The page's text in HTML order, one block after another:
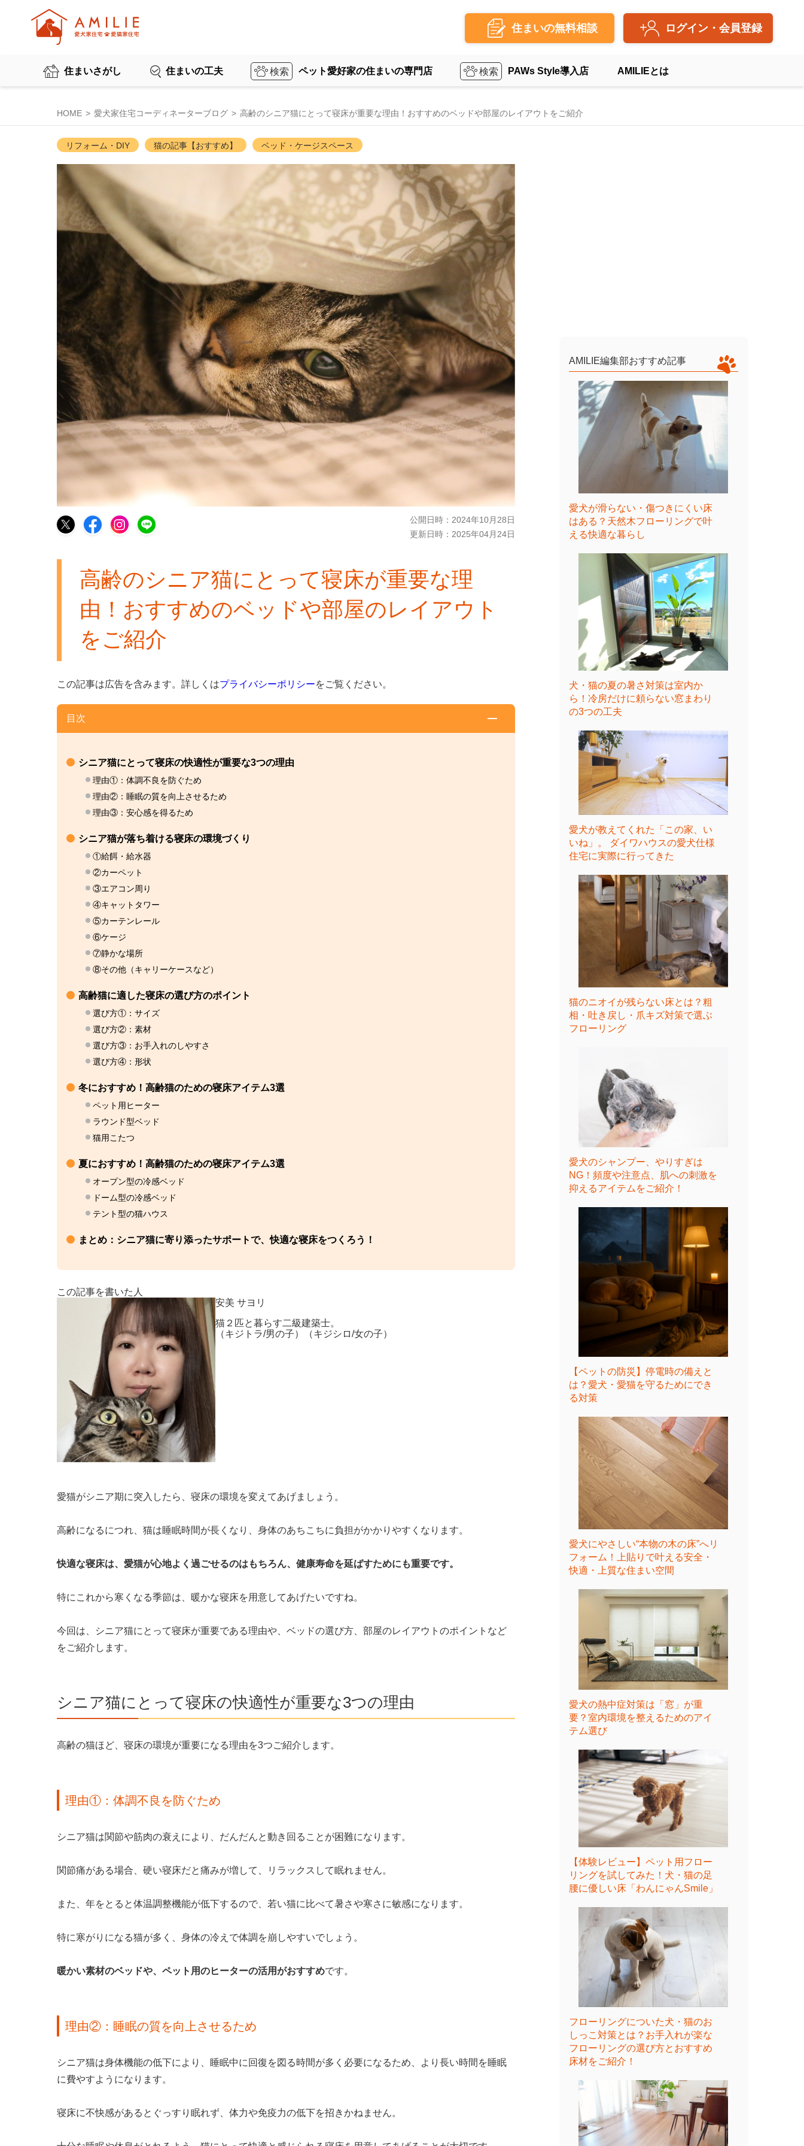
住まいの無料相談 ログイン・会員登録
住まいさがし 住まいの工夫 ペット愛好家の住まいの専門店 PAWs Style導入店 AMILIEとは
HOME 愛犬家住宅コーディネーターブログ 高齢のシニア猫にとって寝床が重要な理由！おすすめのベッドや部屋のレイアウトをご紹介
リフォーム・DIY 猫の記事【おすすめ】 ベッド・ケージスペース
公開日時： 2024年10月28日
更新日時： 2025年04月24日
高齢のシニア猫にとって寝床が重要な理
由！おすすめのベッドや部屋のレイアウト
をご紹介
この記事は広告を含みます。 詳しくはプライバシーポリシーをご覧ください。
目次
シニア猫にとって寝床の快適性が重要な3つの理由
理由①：体調不良を防ぐため
理由②：睡眠の質を向上させるため
理由③：安心感を得るため
シニア猫が落ち着ける寝床の環境づくり
①給餌・給水器
②カーペット
③エアコン周り
④キャットタワー
⑤カーテンレール
⑥ケージ
⑦静かな場所
⑧その他（キャリーケースなど）
高齢猫に適した寝床の選び方のポイント
選び方①：サイズ
選び方②：素材
選び方③：お手入れのしやすさ
選び方④：形状
冬におすすめ！高齢猫のための寝床アイテム3選
ペット用ヒーター
ラウンド型ベッド
猫用こたつ
夏におすすめ！高齢猫のための寝床アイテム3選
オープン型の冷感ベッド
ドーム型の冷感ベッド
テント型の猫ハウス
まとめ：シニア猫に寄り添ったサポートで、快適な寝床をつくろう！
この記事を書いた人
安美 サヨリ
猫２匹と暮らす二級建築士。
（キジトラ/男の子）（キジシロ/女の子）
愛猫がシニア期に突入したら、寝床の環境を変えてあげましょう。
高齢になるにつれ、猫は睡眠時間が長くなり、身体のあちこちに負担がかかりやすくなります。
快適な寝床は、愛猫が心地よく過ごせるのはもちろん、健康寿命を延ばすためにも重要です。
特にこれから寒くなる季節は、暖かな寝床を用意してあげたいですね。
今回は、シニア猫にとって寝床が重要である理由や、ベッドの選び方、部屋のレイアウトのポイントなど
をご紹介します。
シニア猫にとって寝床の快適性が重要な3つの理由
高齢の猫ほど、寝床の環境が重要になる理由を3つご紹介します。
理由①：体調不良を防ぐため
シニア猫は関節や筋肉の衰えにより、だんだんと動き回ることが困難になります。
関節痛がある場合、硬い寝床だと痛みが増して、リラックスして眠れません。
また、年をとると体温調整機能が低下するので、若い猫に比べて暑さや寒さに敏感になります。
特に寒がりになる猫が多く、身体の冷えで体調を崩しやすいでしょう。
暖かい素材のベッドや、ペット用のヒーターの活用がおすすめです。
理由②：睡眠の質を向上させるため
シニア猫は身体機能の低下により、睡眠中に回復を図る時間が多く必要になるため、より長い時間を睡眠
に費やすようになります。
寝床に不快感があるとぐっすり眠れず、体力や免疫力の低下を招きかねません。
AMILIE編集部おすすめ記事
愛犬が滑らない・傷つきにくい床
はある？天然木フローリングで叶
える快適な暮らし
犬・猫の夏の暑さ対策は室内か
ら！冷房だけに頼らない窓まわり
の3つの工夫
愛犬が教えてくれた「この家、い
いね」。 ダイワハウスの愛犬仕様
住宅に実際に行ってきた
猫のニオイが残らない床とは？粗
相・吐き戻し・爪キズ対策で選ぶ
フローリング
愛犬のシャンプー、やりすぎは
NG！頻度や注意点、肌への刺激を
抑えるアイテムをご紹介！
【ペットの防災】停電時の備えと
は？愛犬・愛猫を守るためにでき
る対策
愛犬にやさしい“本物の木の床”へリ
フォーム！上貼りで叶える安全・
快適・上質な住まい空間
愛犬の熱中症対策は「窓」が重
要？室内環境を整えるためのアイ
テム選び
【体験レビュー】ペット用フロー
リングを試してみた！犬・猫の足
腰に優しい床「わんにゃんSmile」
フローリングについた犬・猫のお
しっこ対策とは？お手入れが楽な
フローリングの選び方とおすすめ
床材をご紹介！